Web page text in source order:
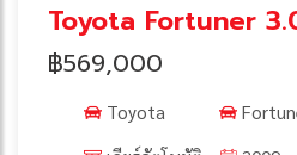
Toyota Fortuner
฿569,000
Toyota